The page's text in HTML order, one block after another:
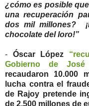
¿cómo es posible
una recuperación
dos mil millones?
chocolate del loro!”
- Óscar López
Gobierno de
recaudaron 10.000
lucha contra el
de Rajoy pretende
de 2.500 millones de